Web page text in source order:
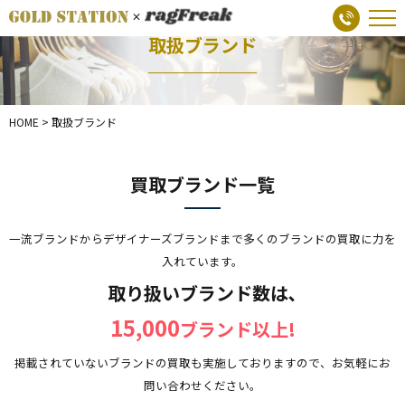
取扱ブランド
HOME > 取扱ブランド
買取ブランド一覧
一流ブランドからデザイナーズブランドまで多くのブランドの買取に力を
入れています。
取り扱いブランド数は､
15,000ブランド以上!
掲載されていないブランドの買取も実施しておりますので、お気軽にお
問い合わせください。